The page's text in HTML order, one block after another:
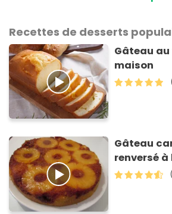
Recettes de desserts
Gâteau
maison
Gâteau
renversé